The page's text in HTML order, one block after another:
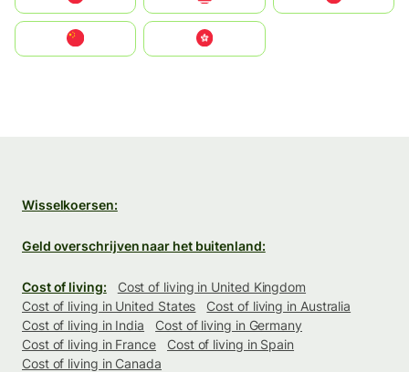
中國香港特別行政區
Wisselkoersen:
Geld overschrijven naar het buitenland:
Cost of living:
Cost of living in United Kingdom
Cost of living in United States
Cost of living in Australia
Cost of living in India
Cost of living in Germany
Cost of living in France
Cost of living in Spain
Cost of living in Canada